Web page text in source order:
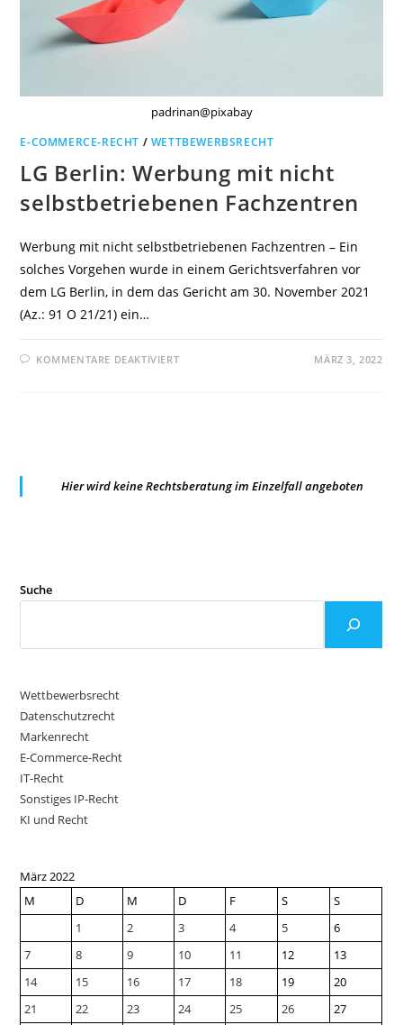
padrinan@pixabay
E-COMMERCE-RECHT / WETTBEWERBSRECHT
LG Berlin: Werbung mit nicht
selbstbetriebenen Fachzentren
Werbung mit nicht selbstbetriebenen Fachzentren – Ein
solches Vorgehen wurde in einem Gerichtsverfahren vor
dem LG Berlin, in dem das Gericht am 30. November 2021
(Az.: 91 O 21/21) ein…
KOMMENTARE DEAKTIVIERTFÜR MÄRZ 3, 2022
Hier wird keine Rechtsberatung im Einzelfall angeboten
Suche
Wettbewerbsrecht
Datenschutzrecht
Markenrecht
E-Commerce-Recht
IT-Recht
Sonstiges IP-Recht
KI und Recht
März 2022
M
D M D F S
S
1
2 3 4 5
6
7
8 9 10 11 12
13
14
15 16 17 18 19
20
21
22 23 24 25 26
27